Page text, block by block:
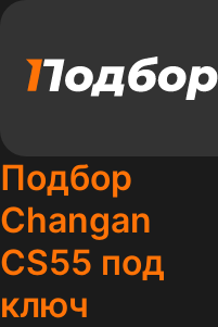
Подбор
Changan
CS55 под
ключ